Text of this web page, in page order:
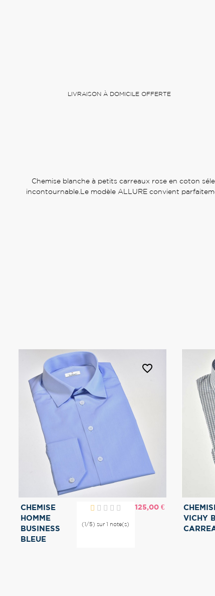
LIVRAISON À DOMICILE OFFERTE
Chemise blanche à petits carreaux rose en coton
incontournable.Le modèle ALLURE convient
CHEMISE
HOMME
BUSINESS
BLEUE
favorite_border
(1/5) sur 1 note(s)
Prix
125,00 €
VICHY